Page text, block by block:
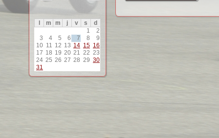
m m j v s
d
1
2
3
4 5 6 7 8
9
10 11 12 13 14 15 16
17 18 19 20 21 22 23
24 25 26 27 28 29 30
31